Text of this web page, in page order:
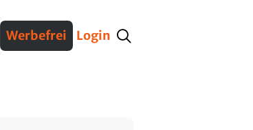
StellenAus- und Weiterbildung
Werbefrei Login